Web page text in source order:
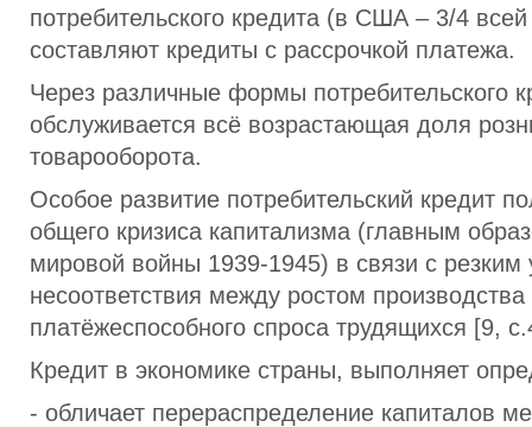
потребительского кредита (в США – 3/4
составляют кредиты с рассрочкой платежа.
Через различные формы потребительского
обслуживается всё возрастающая доля
товарооборота.
Особое развитие потребительский кредит
общего кризиса капитализма (главным
мировой войны 1939-1945) в связи с резким
несоответствия между ростом
платёжеспособного спроса трудящихся [9,
Кредит в экономике страны, выполняет
- обличает перераспределение капиталов